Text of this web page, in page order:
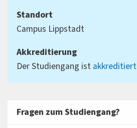
Standort
Campus Lippstadt
Akkreditierung
Der Studiengang ist akkreditiert
Fragen zum Studiengang?